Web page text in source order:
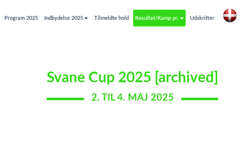
Program 2025 Indbydelse 2025 Tilmeldte hold Resultat/Kamp pr. Udskrifter
Svane Cup 2025 [archived]
2. TIL 4. MAJ 2025